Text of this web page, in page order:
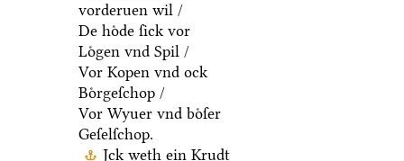
vorderuen wil /
De hoͤde ſick vor
Loͤgen vnd Spil /
Vor Kopen vnd ock
Boͤrgeſchop /
Vor Wyuer vnd boͤſer
Geſelſchop.
Jck weth ein Krudt